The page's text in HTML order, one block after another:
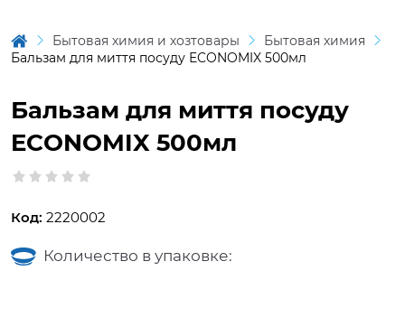
Бытовая химия и хозтовары
Бытовая химия
Бальзам для миття посуду ECONOMIX 500мл
Бальзам для миття посуду
ECONOMIX 500мл
Код: 2220002
Количество в упаковке: